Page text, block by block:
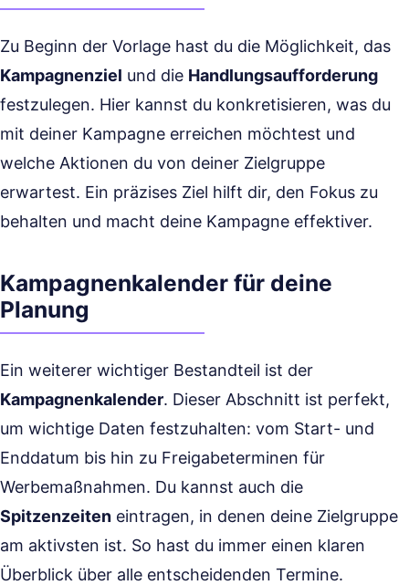
Zu Beginn der Vorlage hast du die Möglichkeit, das
Kampagnenziel und die Handlungsaufforderung
festzulegen. Hier kannst du konkretisieren, was du
mit deiner Kampagne erreichen möchtest und
welche Aktionen du von deiner Zielgruppe
erwartest. Ein präzises Ziel hilft dir, den Fokus zu
behalten und macht deine Kampagne effektiver.
Kampagnenkalender für deine
Planung
Ein weiterer wichtiger Bestandteil ist der
Kampagnenkalender. Dieser Abschnitt ist perfekt,
um wichtige Daten festzuhalten: vom Start- und
Enddatum bis hin zu Freigabeterminen für
Werbemaßnahmen. Du kannst auch die
Spitzenzeiten eintragen, in denen deine Zielgruppe
am aktivsten ist. So hast du immer einen klaren
Überblick über alle entscheidenden Termine.